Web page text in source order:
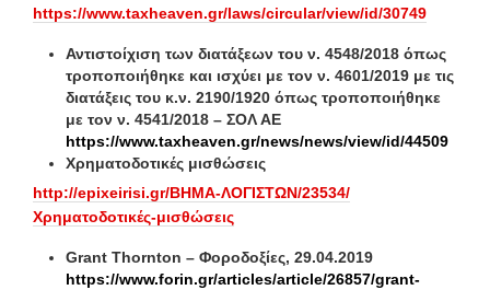
https://www.taxheaven.gr/laws/circular/view/id/30749
Αντιστοίχιση των διατάξεων του ν. 4548/2018 όπως
τροποποιήθηκε και ισχύει με τον ν. 4601/2019 με τις
διατάξεις του κ.ν. 2190/1920 όπως τροποποιήθηκε
με τον ν. 4541/2018 – ΣΟΛ ΑΕ
https://www.taxheaven.gr/news/news/view/id/44509
Χρηματοδοτικές μισθώσεις
http://epixeirisi.gr/ΒΗΜΑ-ΛΟΓΙΣΤΩΝ/23534/
Χρηματοδοτικές-μισθώσεις
Grant Thornton – Φοροδοξίες, 29.04.2019
https://www.forin.gr/articles/article/26857/grant-